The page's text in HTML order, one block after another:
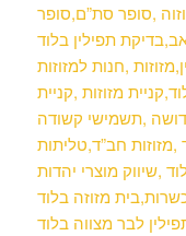
,סופר סת”ם,סופר
תפילין בלוד
,חנות למזוזות
מזוזות ,קניית
,תשמישי קשודה
,מזוזות חב”ד,טליתות
,שיווק מוצרי יהדות
מזוזהבלוד
לבר מצווה בלוד